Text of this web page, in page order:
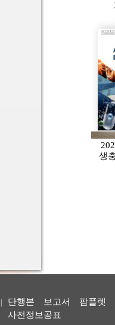
생
단행본 보고서 팜플렛
사전정보공표